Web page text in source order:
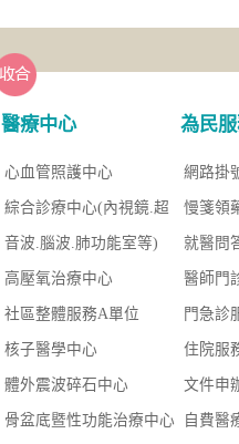
醫療中心
心血管照護中心
綜合診療中心(內視鏡.超
音波.腦波.肺功能室等)
高壓氧治療中心
社區整體服務A單位
核子醫學中心
體外震波碎石中心
骨盆底暨性功能治療中心
為民
網路掛
慢箋領
就醫問
醫師門
門急診
住院服
文件申
自費醫